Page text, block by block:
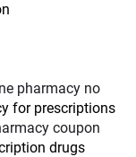
pharmacy no
for prescriptions
coupon
drugs